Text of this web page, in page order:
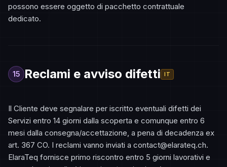
possono essere oggetto di pacchetto contrattuale
dedicato.
15 Reclami e avviso difetti IT
Il Cliente deve segnalare per iscritto eventuali difetti dei
Servizi entro 14 giorni dalla scoperta e comunque entro 6
mesi dalla consegna/accettazione, a pena di decadenza ex
art. 367 CO. I reclami vanno inviati a contact@elarateq.ch.
ElaraTeq fornisce primo riscontro entro 5 giorni lavorativi e